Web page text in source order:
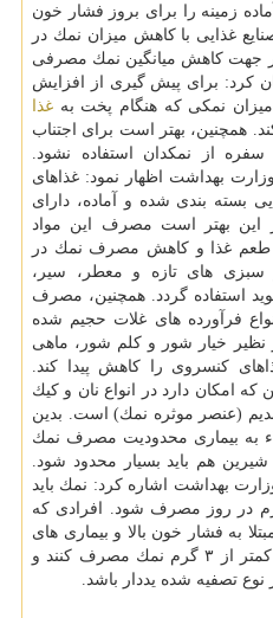
زمینه را برای بروز فشار خون
غذایی با كاهش میزان نمك در
جهت كاهش میانگین نمك مصرفی
كرد: برای پیش گیری از افزایش
نمكی كه هنگام پخت به غذا
همچنین، بهتر است برای اجتناب
از نمكدان استفاده نشود.
بهداشت اظهار نمود: غذاهای
بسته بندی شده و آماده، دارای
این بهتر است مصرف این مواد
طعم غذا و كاهش مصرف نمك در
سبزی های تازه و معطر، سیر،
استفاده گردد. همچنین، مصرف
فرآورده های غلات حجیم شده
نظیر خیار شور و كلم شور، ماهی
كنسروی را كاهش پیدا كند.
امكان دارد در انواع نان و كیك
(عنصر موثره نمك) است. بدین
به بیماری محدودیت مصرف نمك
هم باید بسیار محدود شود.
بهداشت اشاره كرد: نمك باید
خیلی كم و در حد ۵ گرم در روز مصرف شود. افرادی كه
و یا مبتلا به فشار خون بالا و بیماری های
قلبی عروقی هستند، باید روزانه كمتر از ۳ گرم نمك مصرف كنند و
نوع تصفیه شده یددار باشد.